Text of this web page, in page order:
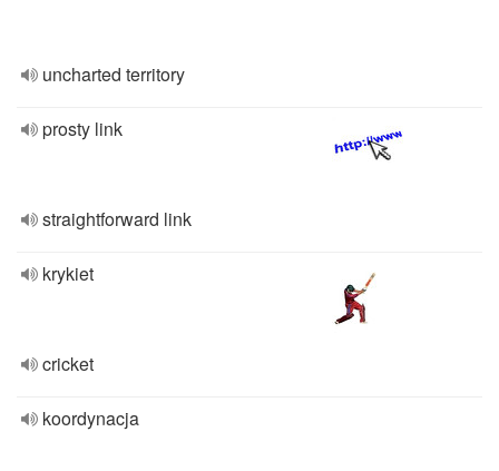
uncharted territory
prosty link
straightforward link
krykiet
cricket
koordynacja